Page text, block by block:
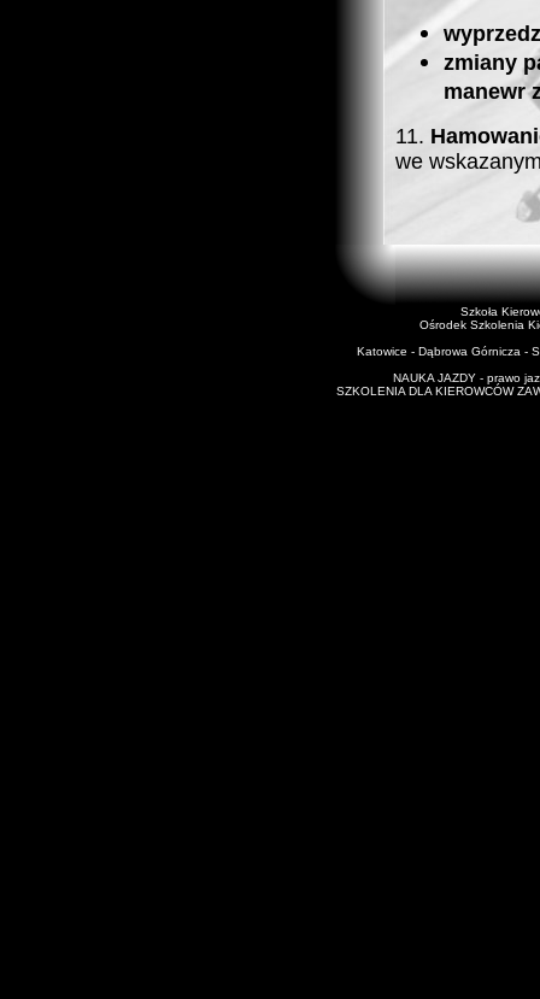
zmiany
manewr
11.
we
Szkoła
Ośrodek Szkolenia
Katowice - Dąbrowa Górnicza -
NAUKA JAZDY - prawo
SZKOLENIA DLA KIEROWCÓW